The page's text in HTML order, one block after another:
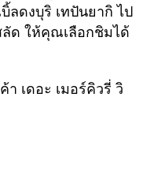
ลดงบุริ เทปันยากิ ไป
ลัด ให้คุณเลือกชิมได้
เดอะ เมอร์คิวรี่ วิ